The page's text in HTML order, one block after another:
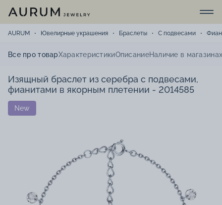
AURUM Ювелирные украшения Браслеты С подвесами
Все про товарХарактеристикиОписаниеНаличие в
Изящный браслет из серебра с подвесами,
фианитами в якорным плетении - 2014585
New